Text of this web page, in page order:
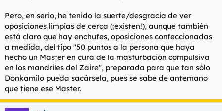
Pero, en serio, he tenido la suerte/desgracia de ver
oposiciones limpias de cerca (¡existen!), aunque también
está claro que hay enchufes, oposiciones confeccionadas
a medida, del tipo "50 puntos a la persona que haya
hecho un Master en cura de la masturbación compulsiva
en los mandriles del Zaire", preparada para que tan sólo
Donkamilo pueda sacársela, pues se sabe de antemano
que tiene ese Master.